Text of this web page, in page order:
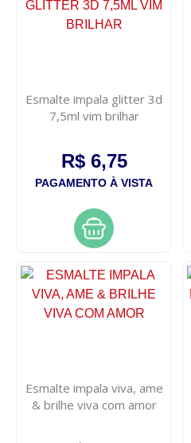
Esmalte impala glitter 3d
7,5ml vim brilhar
R$ 6,75
PAGAMENTO À VISTA
Esmalte impala viva, ame
& brilhe viva com amor